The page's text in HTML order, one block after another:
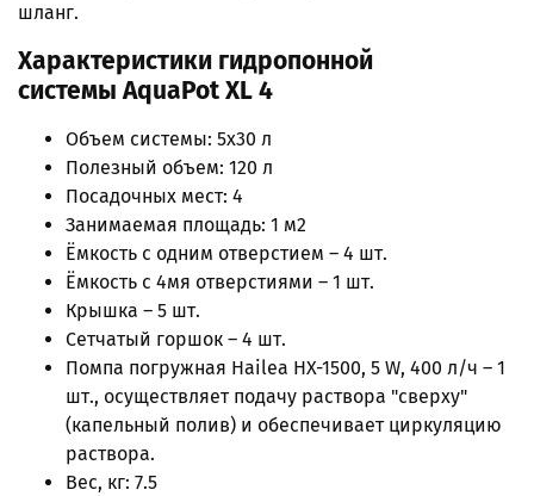
шланг.
Характеристики гидропонной
системы AquaPot XL 4
Объем системы: 5х30 л
Полезный объем: 120 л
Посадочных мест: 4
Занимаемая площадь: 1 м2
Ёмкость с одним отверстием – 4 шт.
Ёмкость с 4мя отверстиями – 1 шт.
Крышка – 5 шт.
Сетчатый горшок – 4 шт.
Помпа погружная Hailea HX-1500, 5 W, 400 л/ч – 1
шт., осуществляет подачу раствора "сверху"
(капельный полив) и обеспечивает циркуляцию
раствора.
Вес, кг: 7.5